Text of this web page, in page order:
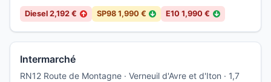
Diesel 2,192 € ↑ SP98 1,990 € ↓ E10 1,990 € ↓
Intermarché
RN12 Route de Montagne · Verneuil d'Avre et d'Iton · 1,7